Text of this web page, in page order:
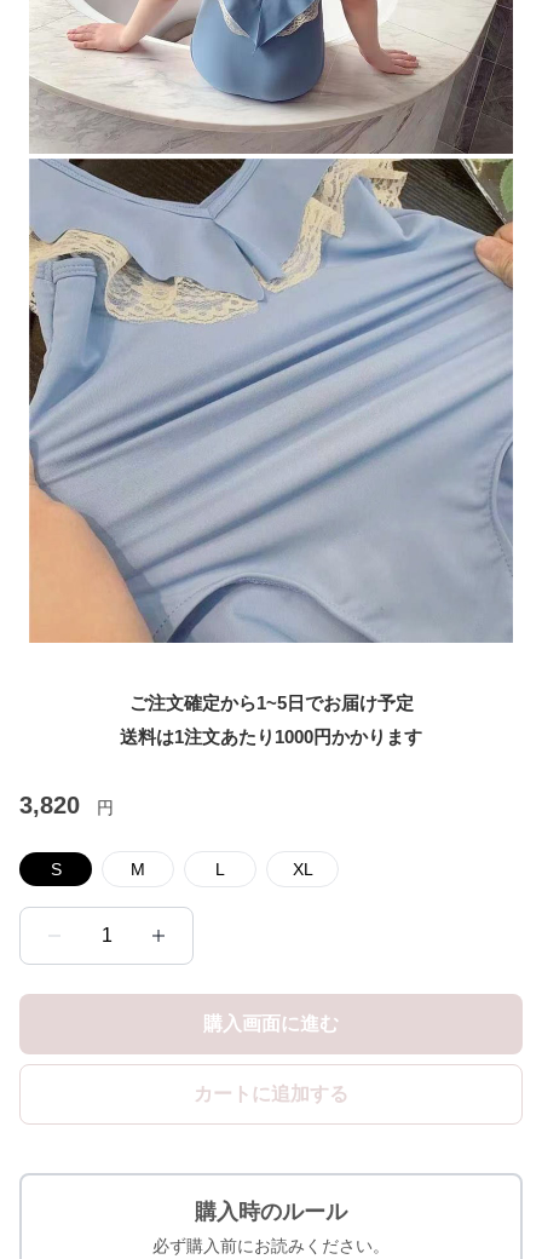
ご注文確定から1~5日でお届け予定
送料は1注文あたり 1000円かかります
3,820 円
S M L XL
1
購入画面に進む
カートに追加する
購入時のルール
必ず購入前にお読みください。